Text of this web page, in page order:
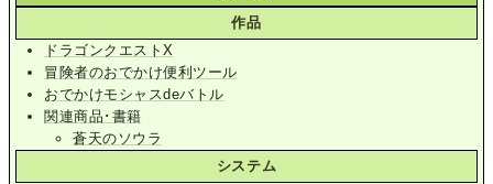
作品
ドラゴンクエストX
冒険者のおでかけ便利ツール
おでかけモシャスdeバトル
関連商品･書籍
蒼天のソウラ
システム